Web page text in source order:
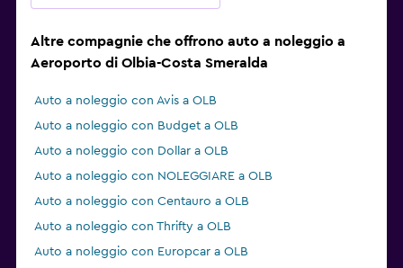
Altre compagnie che offrono auto a noleggio a
Aeroporto di Olbia-Costa Smeralda
Auto a noleggio con Avis a OLB
Auto a noleggio con Budget a OLB
Auto a noleggio con Dollar a OLB
Auto a noleggio con NOLEGGIARE a OLB
Auto a noleggio con Centauro a OLB
Auto a noleggio con Thrifty a OLB
Auto a noleggio con Europcar a OLB